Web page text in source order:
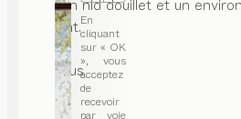
En
cliquant
sur « OK
», vous
acceptez
de
recevoir
par voie
créer un nid douillet et un
apaisant.
...lire plus